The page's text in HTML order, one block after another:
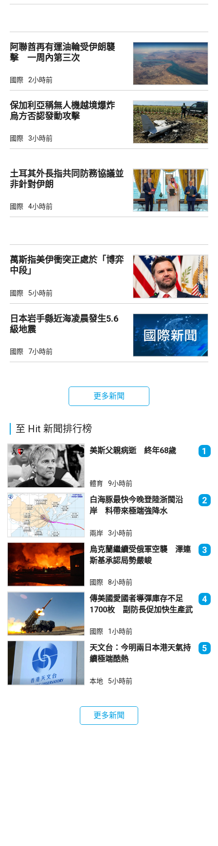
阿聯酋再有運油輪受伊朗襲
擊 一周內第三次
國際 2小時前
保加利亞稱無人機越境爆炸
烏方否認發動攻擊
國際 3小時前
土耳其外長指共同防務協議並
非針對伊朗
國際 4小時前
萬斯指美伊衝突正處於「博弈
中段」
國際 5小時前
日本岩手縣近海凌晨發生5.6
級地震
國際 7小時前
更多新聞
至 Hit 新聞排行榜
美斯父親病逝 終年68歲 1
體育 9小時前
白海豚最快今晚登陸浙閩沿
岸 料帶來極端強降水
2
兩岸 3小時前
烏克蘭繼續受俄軍空襲 澤連
斯基承認局勢嚴峻
3
國際 8小時前
傳美國愛國者導彈庫存不足
1700枚 副防長促加快生產武
4
國際 1小時前
天文台：今明兩日本港天氣持
續極端酷熱
5
本地 5小時前
更多新聞